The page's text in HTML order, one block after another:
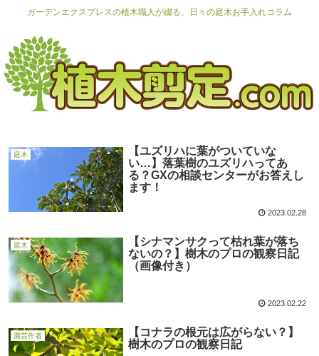
ガーデンエクスプレスの植木職人が綴る、日々の庭木お手入れコラム
庭木
【ユズリハに葉がついていな
い…】落葉樹のユズリハってあ
る？GXの相談センターがお答えし
ます！
2023.02.28
庭木
【シナマンサクって枯れ葉が落ち
ないの？】樹木のプロの観察日記
（画像付き）
2023.02.22
園芸作者
【コナラの根元は広がらない？】
樹木のプロの観察日記